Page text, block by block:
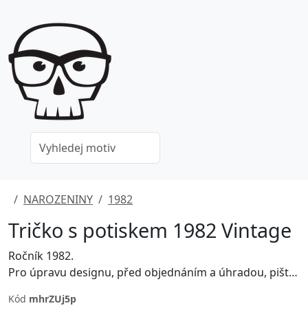
NAROZENINY 1982
Tričko s potiskem 1982 Vintage
Ročník 1982.
Pro úpravu designu, před objednáním a úhradou, pište prosím na grafika@jinxshop.cz
Kód mhrZUj5p